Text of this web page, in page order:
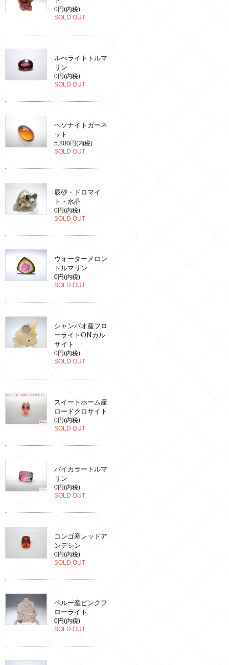
0円(内税)
SOLD OUT
ルべライトトルマ
リン
0円(内税)
SOLD OUT
ヘソナイトガーネ
ット
5,800円(内税)
SOLD OUT
辰砂・ドロマイ
ト・水晶
0円(内税)
SOLD OUT
ウォーターメロン
トルマリン
0円(内税)
SOLD OUT
シャンバオ産フロ
ーライトONカル
サイト
0円(内税)
SOLD OUT
スイートホーム産
ロードクロサイト
0円(内税)
SOLD OUT
バイカラートルマ
リン
0円(内税)
SOLD OUT
コンゴ産レッドア
ンデシン
0円(内税)
SOLD OUT
ペルー産ピンクフ
ローライト
0円(内税)
SOLD OUT